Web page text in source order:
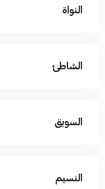
النواة
الشاطئ
السويق
النسيم